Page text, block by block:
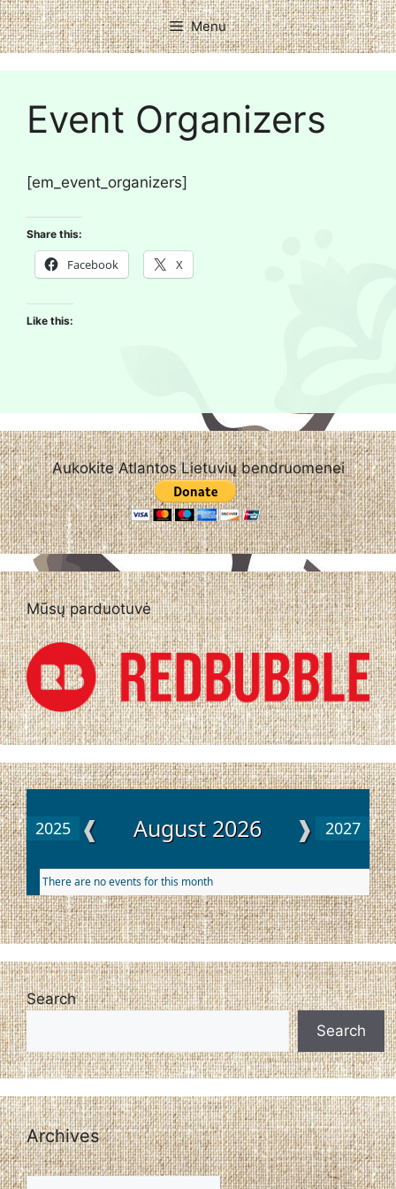
Menu
Event Organizers
[em_event_organizers]
Share this:
Facebook X
Like this:
Aukokite Atlantos Lietuvių bendruomenei
Mūsų parduotuvė
2025 ❰ August 2026 ❱ 2027
There are no events for this month
Search
Search
Archives